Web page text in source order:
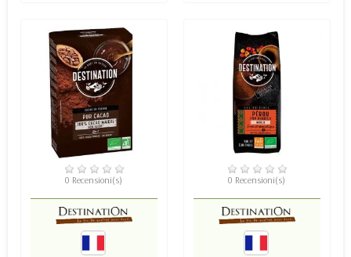
NON DISPONIBILE
0 Recensioni(s)
NON DISPONIBILE
0 Recensioni(s)